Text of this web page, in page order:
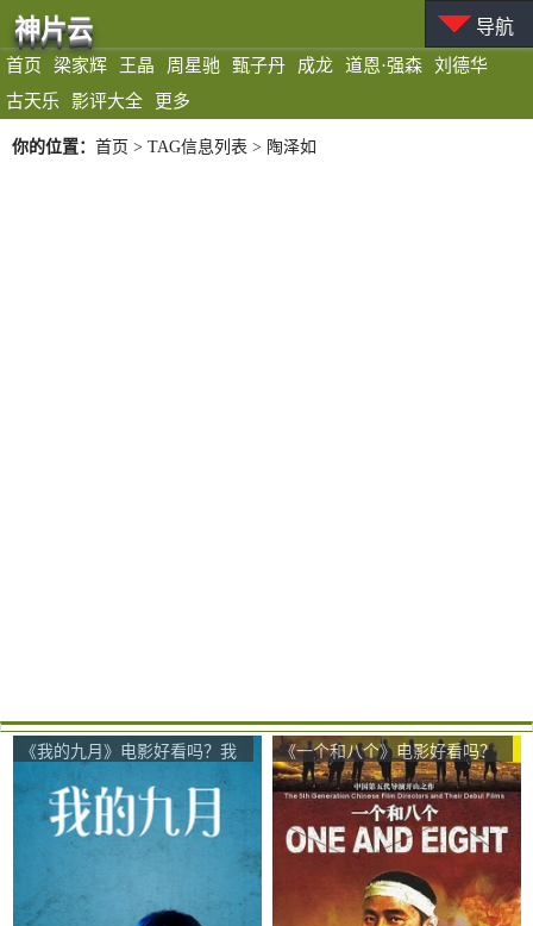
首页 梁家辉 王晶 周星驰 甄子丹 成龙 道恩·强森
刘德华
古天乐
影评大全 更多
神片云 导航
你的位置： 首页 > TAG信息列表 > 陶泽如
《我的九月》电影好看吗？我
的九月影评及简介
《一个和八个》电影好看吗？
一个和八个影评及简介